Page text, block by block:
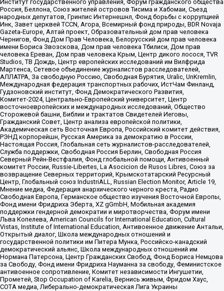
Институт государственного управления, Форум гражданского общества
Россия, Беллона, Союз жителей островов Тисима и Хабомаи, Съезд
народных депутатов, Гринпис Интернешнл, Фонд борьбы с коррупцией
Инк, Завет церквей TCCN, Агора, Всемирный фонд природы, BDR Novaja
Gazeta-Europe, Алтай проект, Образовательный дом прав человека
Чернигов, Фонд Дом Прав Человека, Белорусский дом прав человека
имени Бориса Звозскова, Дом прав человека Тбилиси, Дом прав
человека Ереван, Дом прав человека Крым, Центр дикого лосося, TVR
Studios, ТВ Дождь, Центр европейских исследований им Вилфрида
Мартенса, Сетевое объединение журналистов расследователей,
АЛЛАТРА, За свободную Россию, Свободная Бурятия, Uralic, UnKremlin,
Международная федерация транспортных рабочих, ИстЧам Финланд,
Гудзоновский институт, Фонд Демократического Развития,
Комитет-2024, Центрально-Европейский университет, Центр
восточноевропейских и международных исследований, Общество
Сторожевой башни, Библии и трактатов Свидетелей Иеговы,
Гражданский Совет, Центр анализа европейской политики,
Академическая сеть Восточная Европа, Российский комитет действия,
РЭНД корпорейшн, Русская Америка за демократию в России,
Настоящая Россия, Глобальная сеть журналистов-расследователей,
Служба поддержки, Свободная Россия Берлин, Свободная Россия
Северный Рейн-Вестфалия, Фонд глобальной помощи, Антивоенный
комитет России, Russie-Libertes, La Asocicion de Rusos Libres, Союз за
возвращение Северных территорий, Крымскотатарский Ресурсный
Центр, Глобальный союз IndustriALL, Russian Election Monitor, Article 19,
Мнение медиа, Федерация анархического черного креста, Радио
Свободная Европа, Германское общество изучения Восточной Европы,
Фонд имени Фридриха Эберта, XZ gGmbH, Мобильная академия
поддержки гендерной демократии и миротворчества, Форум имени
Льва Копелева, American Councils for International Education, Cultural
Vistas, Institute of International Education, Антивоенное движение Антальи,
Открытый диалог, Школа международных отношений и
государственной политики им Питера Мунка, Российско-канадский
демократический альянс, Школа международных отношений им
Нормана Патерсона, Центр Гражданских Свобод, Фонд Бориса Немцова
за Свободу, Фонд имени Фридриха Науманна за свободу, Феминистское
антивоенное сопротивление, Комитет независимости Ингушетии,
Прометей, Stop Occupation of Karelia, Вернись живым, Фридом Хаус,
СОТА медиа, Либерально-демократическая Лига Украины